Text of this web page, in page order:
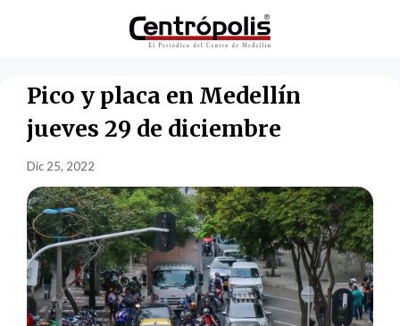
Pico y placa en Medellín
jueves 29 de diciembre
Dic 25, 2022